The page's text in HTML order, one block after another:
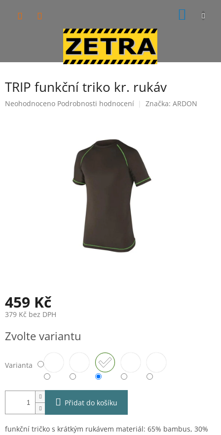
TRIP funkční triko kr. rukáv
Průměrné
Neohodnoceno Podrobnosti hodnocení Značka: ARDON
459 Kč
379 Kč bez DPH
cena:
Zvolte variantu
Varianta
Přidat do košíku
funkční tričko s krátkým rukávem materiál: 65% bambus, 30%